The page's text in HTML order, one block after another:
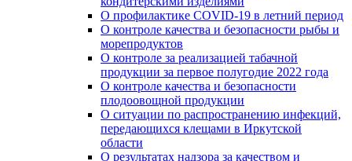
О профилактике COVID-19 в летний период
О контроле качества и безопасности рыбы и
морепродуктов
О контроле за реализацией табачной
продукции за первое полугодие 2022 года
О контроле качества и безопасности
плодоовощной продукции
О ситуации по распространению инфекций,
передающихся клещами в Иркутской
области
О результатах надзора за качеством и